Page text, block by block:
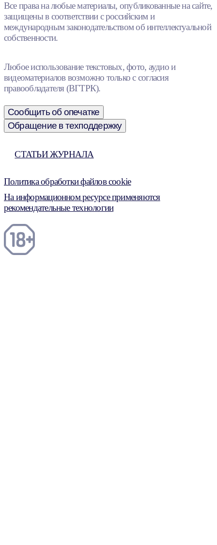
Все права на любые материалы, опубликованные на сайте,
защищены в соответствии с российским и
международным законодательством об интеллектуальной
собственности.
Любое использование текстовых, фото, аудио и
видеоматериалов возможно только с согласия
правообладателя (ВГТРК).
Сообщить об опечатке
Обращение в техподдержку
СТАТЬИ ЖУРНАЛА
Политика обработки файлов cookie
На информационном ресурсе применяются
рекомендательные технологии